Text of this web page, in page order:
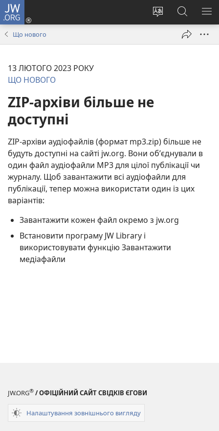
JW.ORG
Змінити
Увійти
(відкривається
Пошук
на
сайті
Що нового
13 ЛЮТОГО 2023 РОКУ
ЩО НОВОГО
ZIP-архіви більше не
доступні
ZIP-архіви аудіофайлів (формат mp3.zip) більше не
будуть доступні на сайті jw.org. Вони об’єднували в
один файл аудіофайли MP3 для цілої публікації чи
журналу. Щоб завантажити всі аудіофайли для
публікації, тепер можна використати один із цих
варіантів:
Завантажити кожен файл окремо з jw.org
Встановити програму JW Library і
використовувати функцію Завантажити
медіафайли
JW.ORG® / ОФІЦІЙНИЙ САЙТ СВІДКІВ ЄГОВИ
Налаштування зовнішнього вигляду